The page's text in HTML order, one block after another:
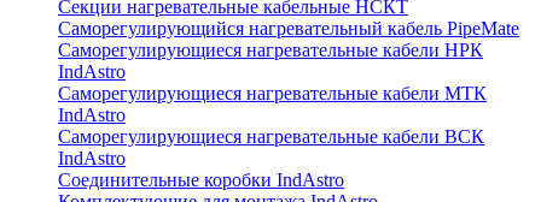
Секции нагревательные кабельные НСКТ
Саморегулирующийся нагревательный кабель PipeMate
Саморегулирующиеся нагревательные кабели НРК
IndAstro
Саморегулирующиеся нагревательные кабели МТК
IndAstro
Саморегулирующиеся нагревательные кабели ВСК
IndAstro
Соединительные коробки IndAstro